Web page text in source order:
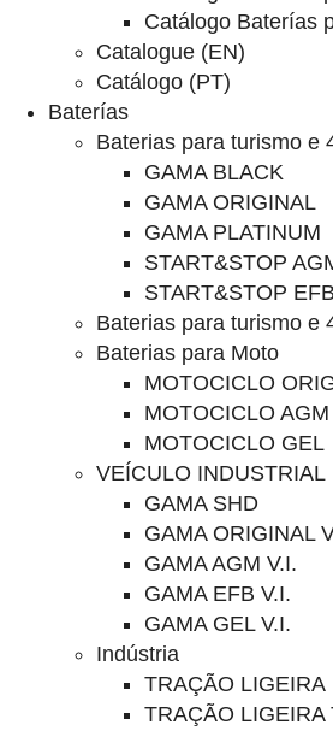
Catálogo Baterías
Catalogue (EN)
Catálogo (PT)
Baterías
Baterias para turismo e
GAMA BLACK
GAMA ORIGINAL
GAMA PLATINUM
START&STOP
START&STOP EFB
Baterias para turismo e
Baterias para Moto
MOTOCICLO
MOTOCICLO AGM
MOTOCICLO GEL
VEÍCULO INDUSTRIAL
GAMA SHD
GAMA ORIGINAL
GAMA AGM V.I.
GAMA EFB V.I.
GAMA GEL V.I.
Indústria
TRAÇÃO LIGEIRA
TRAÇÃO LIGEIRA